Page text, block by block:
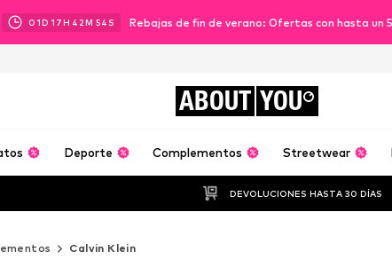
01D 17H 42M 53 S Rebajas de fin de verano: Ofertas con hasta un
ABOUT YOU
Deporte Complementos Streetwear
DEVOLUCIONES HASTA 30 DÍAS
Calvin Klein